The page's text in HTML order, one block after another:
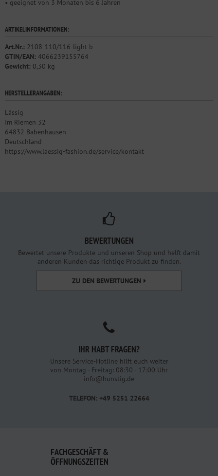
• geeignet von 3 Monaten bis 6 Jahren
ARTIKELINFORMATIONEN:
Art.Nr.: 2108-110/116-light b
GTIN/EAN: 4066239155764
Gewicht: 0,30 kg
HERSTELLERANGABEN:
Lässig
Im Riemen 32
64832 Babenhausen
Deutschland
https://www.laessig-fashion.de/service/kontakt
BEWERTUNGEN
Bewertet unsere Produkte und unseren Shop und helft damit
anderen Kunden das richtige Produkt zu finden.
ZU DEN BEWERTUNGEN
IHR HABT FRAGEN?
Unsere Service-Hotline hilft euch weiter
von Montag - Freitag: 08:30 - 17:00 Uhr
info@hunstig.de
TELEFON: +49 5251 22664
FACHGESCHÄFT &
ÖFFNUNGSZEITEN